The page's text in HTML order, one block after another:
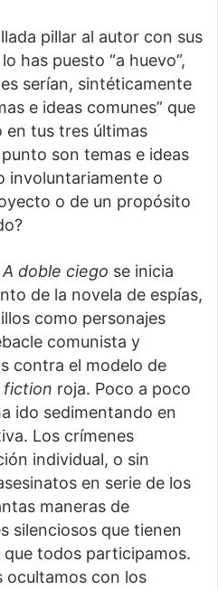
pillar al autor con sus
has puesto “a huevo”,
serían, sintéticamente
e ideas comunes” que
en tus tres últimas
son temas e ideas
involuntariamente o
o de un propósito
A doble ciego se inicia
de la novela de espías,
como personajes
comunista y
contra el modelo de
fiction roja. Poco a poco
ido sedimentando en
Los crímenes
individual, o sin
en serie de los
maneras de
silenciosos que tienen
que todos participamos.
ocultamos con los